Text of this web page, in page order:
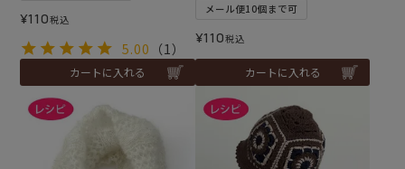
¥110税込
5.00 （1）
カートに入れる
メール便10個まで可
¥110税込
カートに入れる